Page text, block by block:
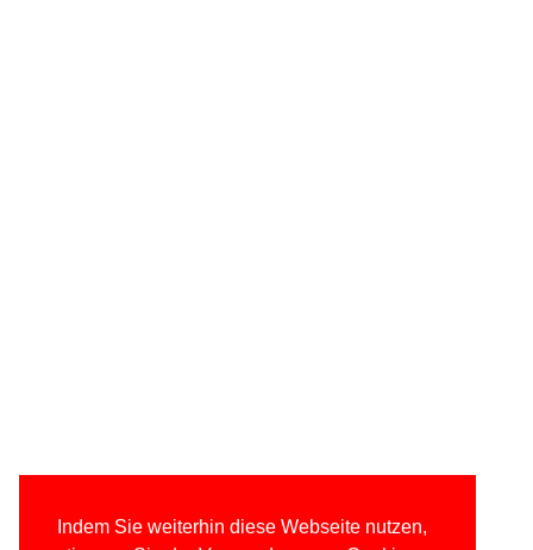
Indem Sie weiterhin diese Webseite nutzen,